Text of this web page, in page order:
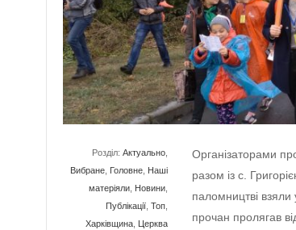
Розділ: Актуально
Вибране
Головне
Наші
матеріяли
Новини
Публікації Топ
Харківщина
Церква
Організаторами
разом із с.
паломництві взяли
прочан пролягав